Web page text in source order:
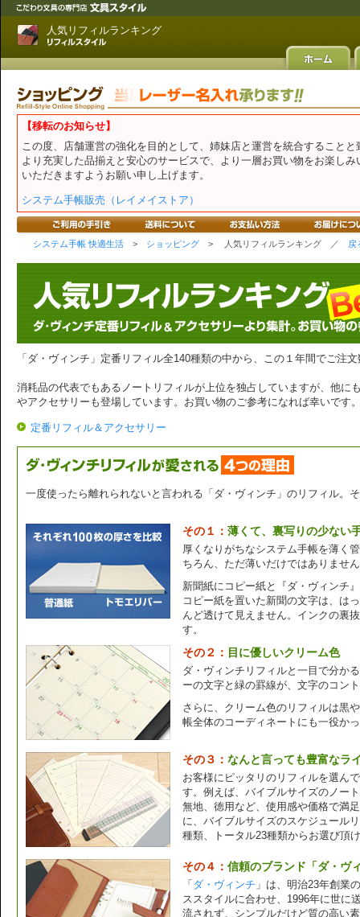
人気リフィルランキング
【移転のお知らせ】
この度、店舗運営の強化を目的として、姉妹店と運営を統合することと
より充実した品揃えと安心のサービスで、より一層お買い物をお楽し
いただきますようお願い申し上げます。
システム手帳販売（レイメイストア）
システム手帳 快適生活 > ショッピング > 人気リフィルランキング ／ 戻
「ダ・ヴィンチ」定番リフィル全140種類の中から、この１年間でご注
消耗品の代表でもあるノートリフィルが上位を独占していますが、他に
やアクセサリーも登場しています。お買い物のご参考になれば幸いです
定番リフィル＆アクセサリー
一度使ったら離れられないと言われる「ダ・ヴィンチ」のリフィル。
その１： 薄くて、裏写りの少ない
厚くなりがちなシステム手帳を薄く
ちろん、ただ薄いだけではありませ
新聞紙にコピー紙と『ダ・ヴィンチ
コピー紙を置いた新聞の文字は、は
んど透けて見えません。インクの裏
す。
その２： 目に優しいクリーム色
ダ・ヴィンチリフィルと一目で分か
ーの文字と緑の罫線が、文字のコン
さらに、クリーム色のリフィルは黒
帳全体のコーディネートにも一役か
その３： なんと言っても豊富なラ
お客様にピッタリのリフィルを選ん
す。例えば、バイブルサイズのノー
無地、徳用など、使用感や価格で満
に、バイブルサイズのスケジュール
種類、トータル23種類からお選び頂
その４： 信頼のブランド「ダ・ヴ
「 ダ・ヴィンチ 」は、明治23年創業
ススタイルに合わせ、1996年に世に
流されず、シンプルだけど質の高い